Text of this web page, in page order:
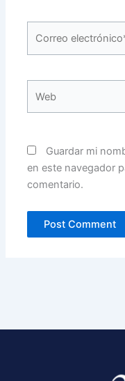
electrónico*
Guardar mi
en este navegador
comentario.